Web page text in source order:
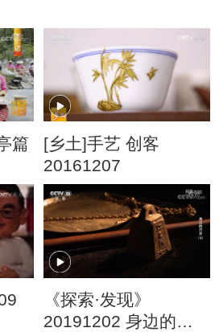
篇
[乡土]手艺 创客
20161207
《探索·发现》
20191202 身边的巧